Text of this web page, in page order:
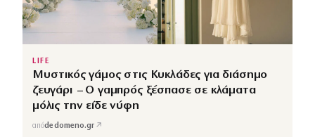
LIFE
Μυστικός γάμος στις Κυκλάδες για διάσημο
ζευγάρι – Ο γαμπρός ξέσπασε σε κλάματα
μόλις την είδε νύφη
απόdedomeno.gr ↗